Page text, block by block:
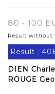
80 - 100
Result without
Result :
DIEN
ROUGE